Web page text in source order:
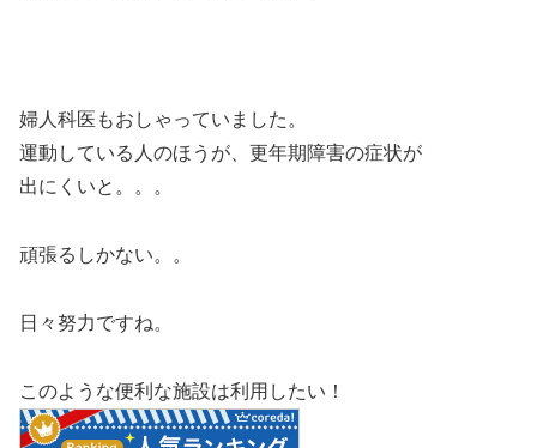
婦人科医もおしゃっていました。
運動している人のほうが、更年期障害の症状が
出にくいと。。。
頑張るしかない。。
日々努力ですね。
このような便利な施設は利用したい！